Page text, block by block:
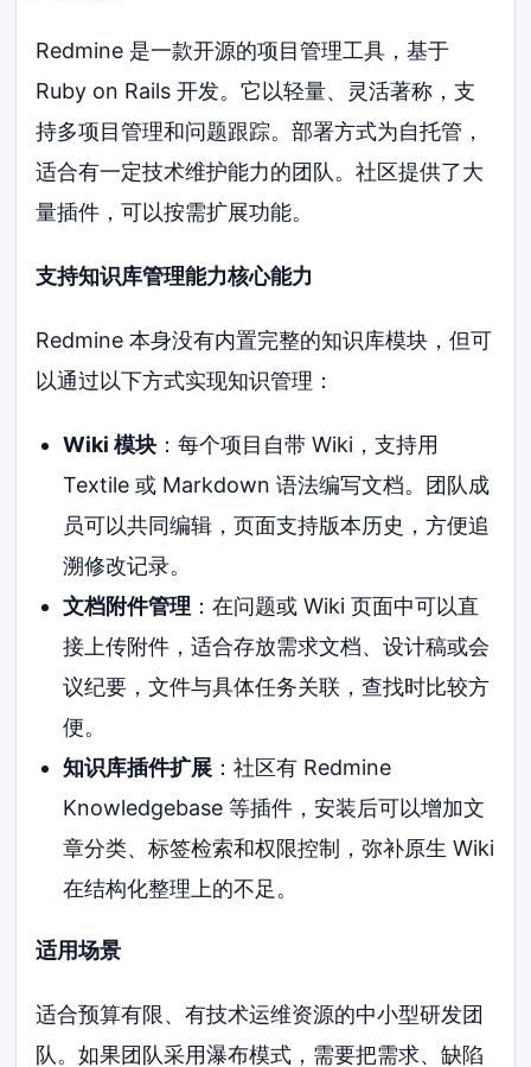
Redmine 是一款开源的项目管理工具，基于
Ruby on Rails 开发。它以轻量、灵活著称，支
持多项目管理和问题跟踪。部署方式为自托管，
适合有一定技术维护能力的团队。社区提供了大
量插件，可以按需扩展功能。
支持知识库管理能力核心能力
Redmine 本身没有内置完整的知识库模块，但可
以通过以下方式实现知识管理：
Wiki 模块：每个项目自带 Wiki，支持用
Textile 或 Markdown 语法编写文档。团队成
员可以共同编辑，页面支持版本历史，方便追
溯修改记录。
文档附件管理 ：在问题或 Wiki 页面中可以直
接上传附件，适合存放需求文档、设计稿或会
议纪要，文件与具体任务关联，查找时比较方
便。
知识库插件扩展：社区有 Redmine
Knowledgebase 等插件，安装后可以增加文
章分类、标签检索和权限控制，弥补原生 Wiki
在结构化整理上的不足。
适用场景
适合预算有限、有技术运维资源的中小型研发团
队。如果团队采用瀑布模式，需要把需求、缺陷